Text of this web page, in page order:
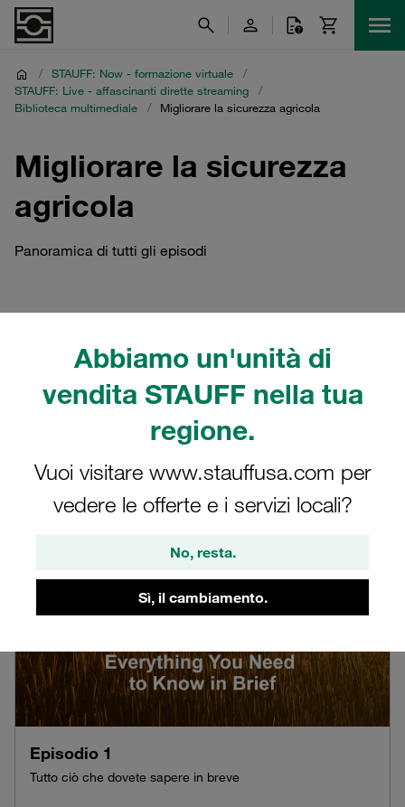
Abbiamo un'unità di
vendita STAUFF nella tua
regione.
Vuoi visitare www.stauffusa.com per
vedere le offerte e i servizi locali?
No, resta.
Sì, il cambiamento.
/ STAUFF: Now - formazione virtuale
/
STAUFF: Live - affascinanti dirette streaming
/
Biblioteca multimediale
/ Migliorare la sicurezza agricola
Migliorare la sicurezza
agricola
Panoramica di tutti gli episodi
Migliorare la sicurezza
agricola
Selezionare l'episodio con il quale si desidera iniziare la
miniserie.
Episodio 1
Tutto ciò che dovete sapere in breve